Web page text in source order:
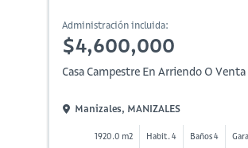
Administración incluida:
$4,600,000
Casa Campestre En Arriendo O Venta
Manizales, MANIZALES
1920.0 m2 Habit. 4 Baños 4